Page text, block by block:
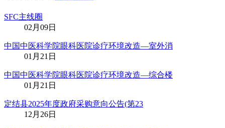
SFC主线圈
02月09日
中国中医科学院眼科医院诊疗环境改造—室外消
01月21日
中国中医科学院眼科医院诊疗环境改造—综合楼
01月21日
定结县2025年度政府采购意向公告(第23
12月26日